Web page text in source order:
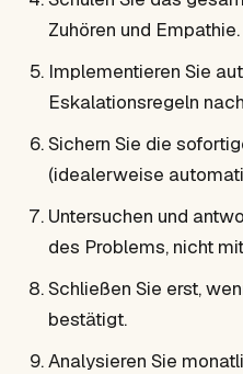
Zuhören und Empathie.
Implementieren Sie
Eskalationsregeln
Sichern Sie die
(idealerweise
Untersuchen und
des Problems, nicht
Schließen Sie erst,
bestätigt.
Analysieren Sie